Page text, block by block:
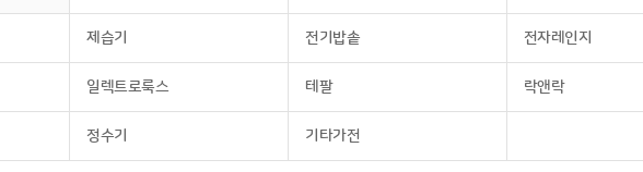
제습기 전기밥솥 전자레인지
일렉트로룩스 테팔 락앤락
정수기 기타가전